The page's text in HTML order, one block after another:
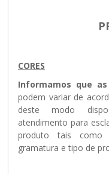
CORES
Informamos que
podem variar de
deste modo
atendimento para
produto tais como
gramatura e tipo de